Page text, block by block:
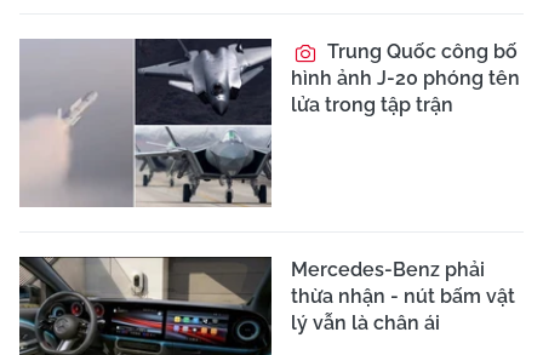
Trung Quốc công bố
hình ảnh J-20 phóng tên
lửa trong tập trận
Mercedes-Benz phải
thừa nhận - nút bấm vật
lý vẫn là chân ái